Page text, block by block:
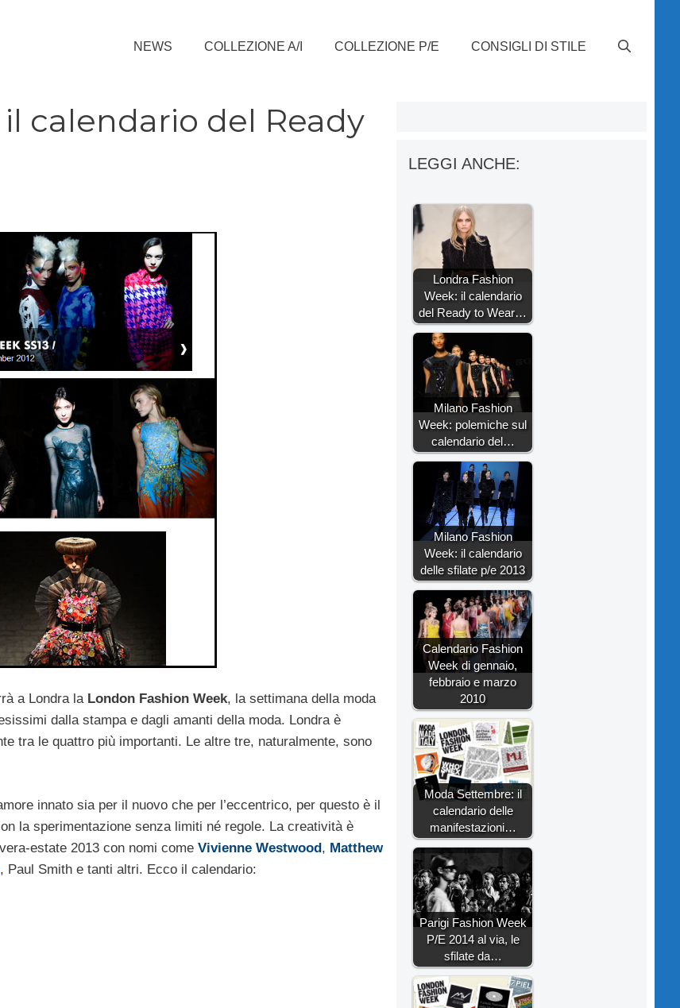
NEWS COLLEZIONE A/I COLLEZIONE P/E CONSIGLI DI STILE
calendario del Ready
a Londra la London Fashion Week, la settimana della moda
dalla stampa e dagli amanti della moda. Londra è
tra le quattro più importanti. Le altre tre, naturalmente, sono
innato sia per il nuovo che per l’eccentrico, per questo è il
la sperimentazione senza limiti né regole. La creatività è
estate 2013 con nomi come Vivienne Westwood, Matthew
, Paul Smith e tanti altri. Ecco il calendario:
LEGGI ANCHE:
Londra Fashion
Week: il calendario
del Ready to Wear…
Milano Fashion
Week: polemiche sul
calendario del…
Milano Fashion
Week: il calendario
delle sfilate p/e 2013
Calendario Fashion
Week di gennaio,
febbraio e marzo
2010
Moda Settembre: il
calendario delle
manifestazioni…
Parigi Fashion Week
P/E 2014 al via, le
sfilate da…